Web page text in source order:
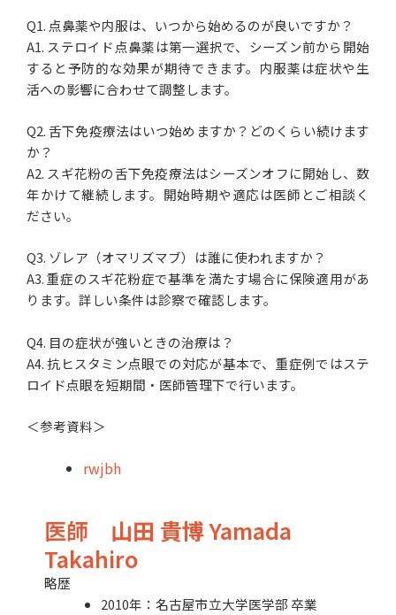
Q1. 点鼻薬や内服は、いつから始めるのが良いですか？
A1. ステロイド点鼻薬は第一選択で、シーズン前から開始
すると予防的な効果が期待できます。内服薬は症状や生
活への影響に合わせて調整します。
Q2. 舌下免疫療法はいつ始めますか？どのくらい続けます
か？
A2. スギ花粉の舌下免疫療法はシーズンオフに開始し、数
年かけて継続します。開始時期や適応は医師とご相談く
ださい。
Q3. ゾレア（オマリズマブ）は誰に使われますか？
A3. 重症のスギ花粉症で基準を満たす場合に保険適用があ
ります。詳しい条件は診察で確認します。
Q4. 目の症状が強いときの治療は？
A4. 抗ヒスタミン点眼での対応が基本で、重症例ではステ
ロイド点眼を短期間・医師管理下で行います。
＜参考資料＞
rwjbh
医師 山田 貴博Yamada
Takahiro
略歴
2010年：名古屋市立大学医学部 卒業